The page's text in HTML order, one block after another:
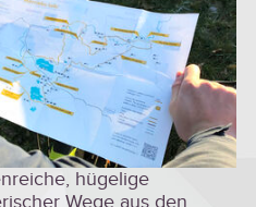
hügelige
Wege aus den